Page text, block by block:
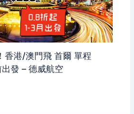
香港/澳門飛 首爾 單程
發 – 德威航空